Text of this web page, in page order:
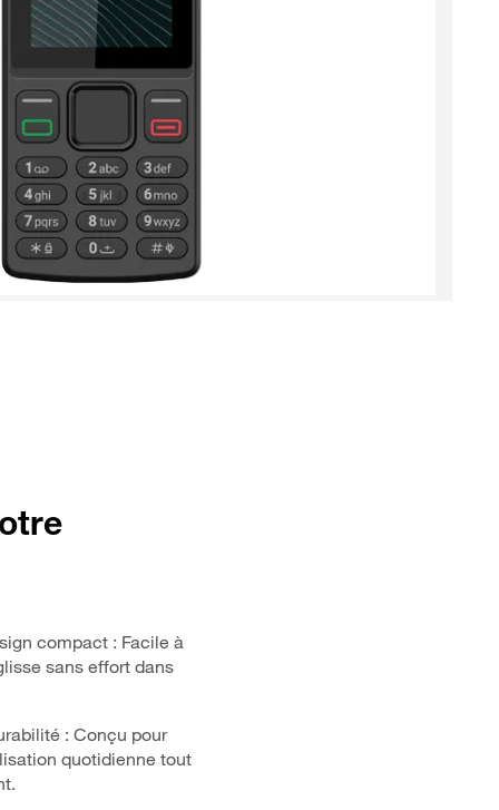
compact : Facile à
sans effort dans
: Conçu pour
quotidienne tout